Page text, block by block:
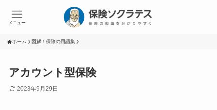
メニュー
ホーム 図解！保険の用語集
アカウント型保険
2023年9月29日